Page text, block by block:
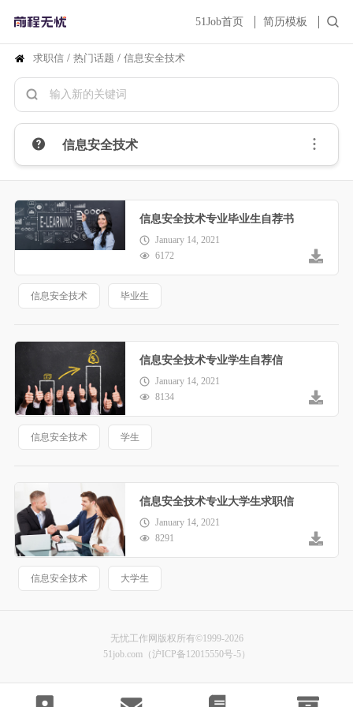
51Job首页 简历模板
求职信 / 热门话题 / 信息安全技术
信息安全技术
信息安全技术专业毕业生自荐书
January 14, 2021
6172
信息安全技术 毕业生
信息安全技术专业学生自荐信
January 14, 2021
8134
信息安全技术 学生
信息安全技术专业大学生求职信
January 14, 2021
8291
信息安全技术 大学生
无忧工作网版权所有©1999-2026
51job.com（沪ICP备12015550号-5）